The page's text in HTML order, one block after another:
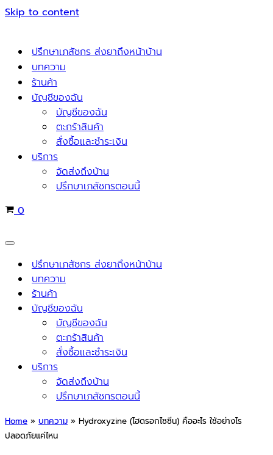
Skip to content
ปรึกษาเภสัชกร ส่งยาถึงหน้าบ้าน
บทความ
ร้านค้า
บัญชีของฉัน
บัญชีของฉัน
ตะกร้าสินค้า
สั่งซื้อและชำระเงิน
บริการ
จัดส่งถึงบ้าน
ปรึกษาเภสัชกรตอนนี้
Cart
0
Navigation
Menu ปรึกษาเภสัชกร ส่งยาถึงหน้าบ้าน
บทความ
ร้านค้า
บัญชีของฉัน
บัญชีของฉัน
ตะกร้าสินค้า
สั่งซื้อและชำระเงิน
บริการ
จัดส่งถึงบ้าน
ปรึกษาเภสัชกรตอนนี้
Home » บทความ » Hydroxyzine (ไฮดรอกไซซีน) คืออะไร ใช้อย่างไร
ปลอดภัยแค่ไหน